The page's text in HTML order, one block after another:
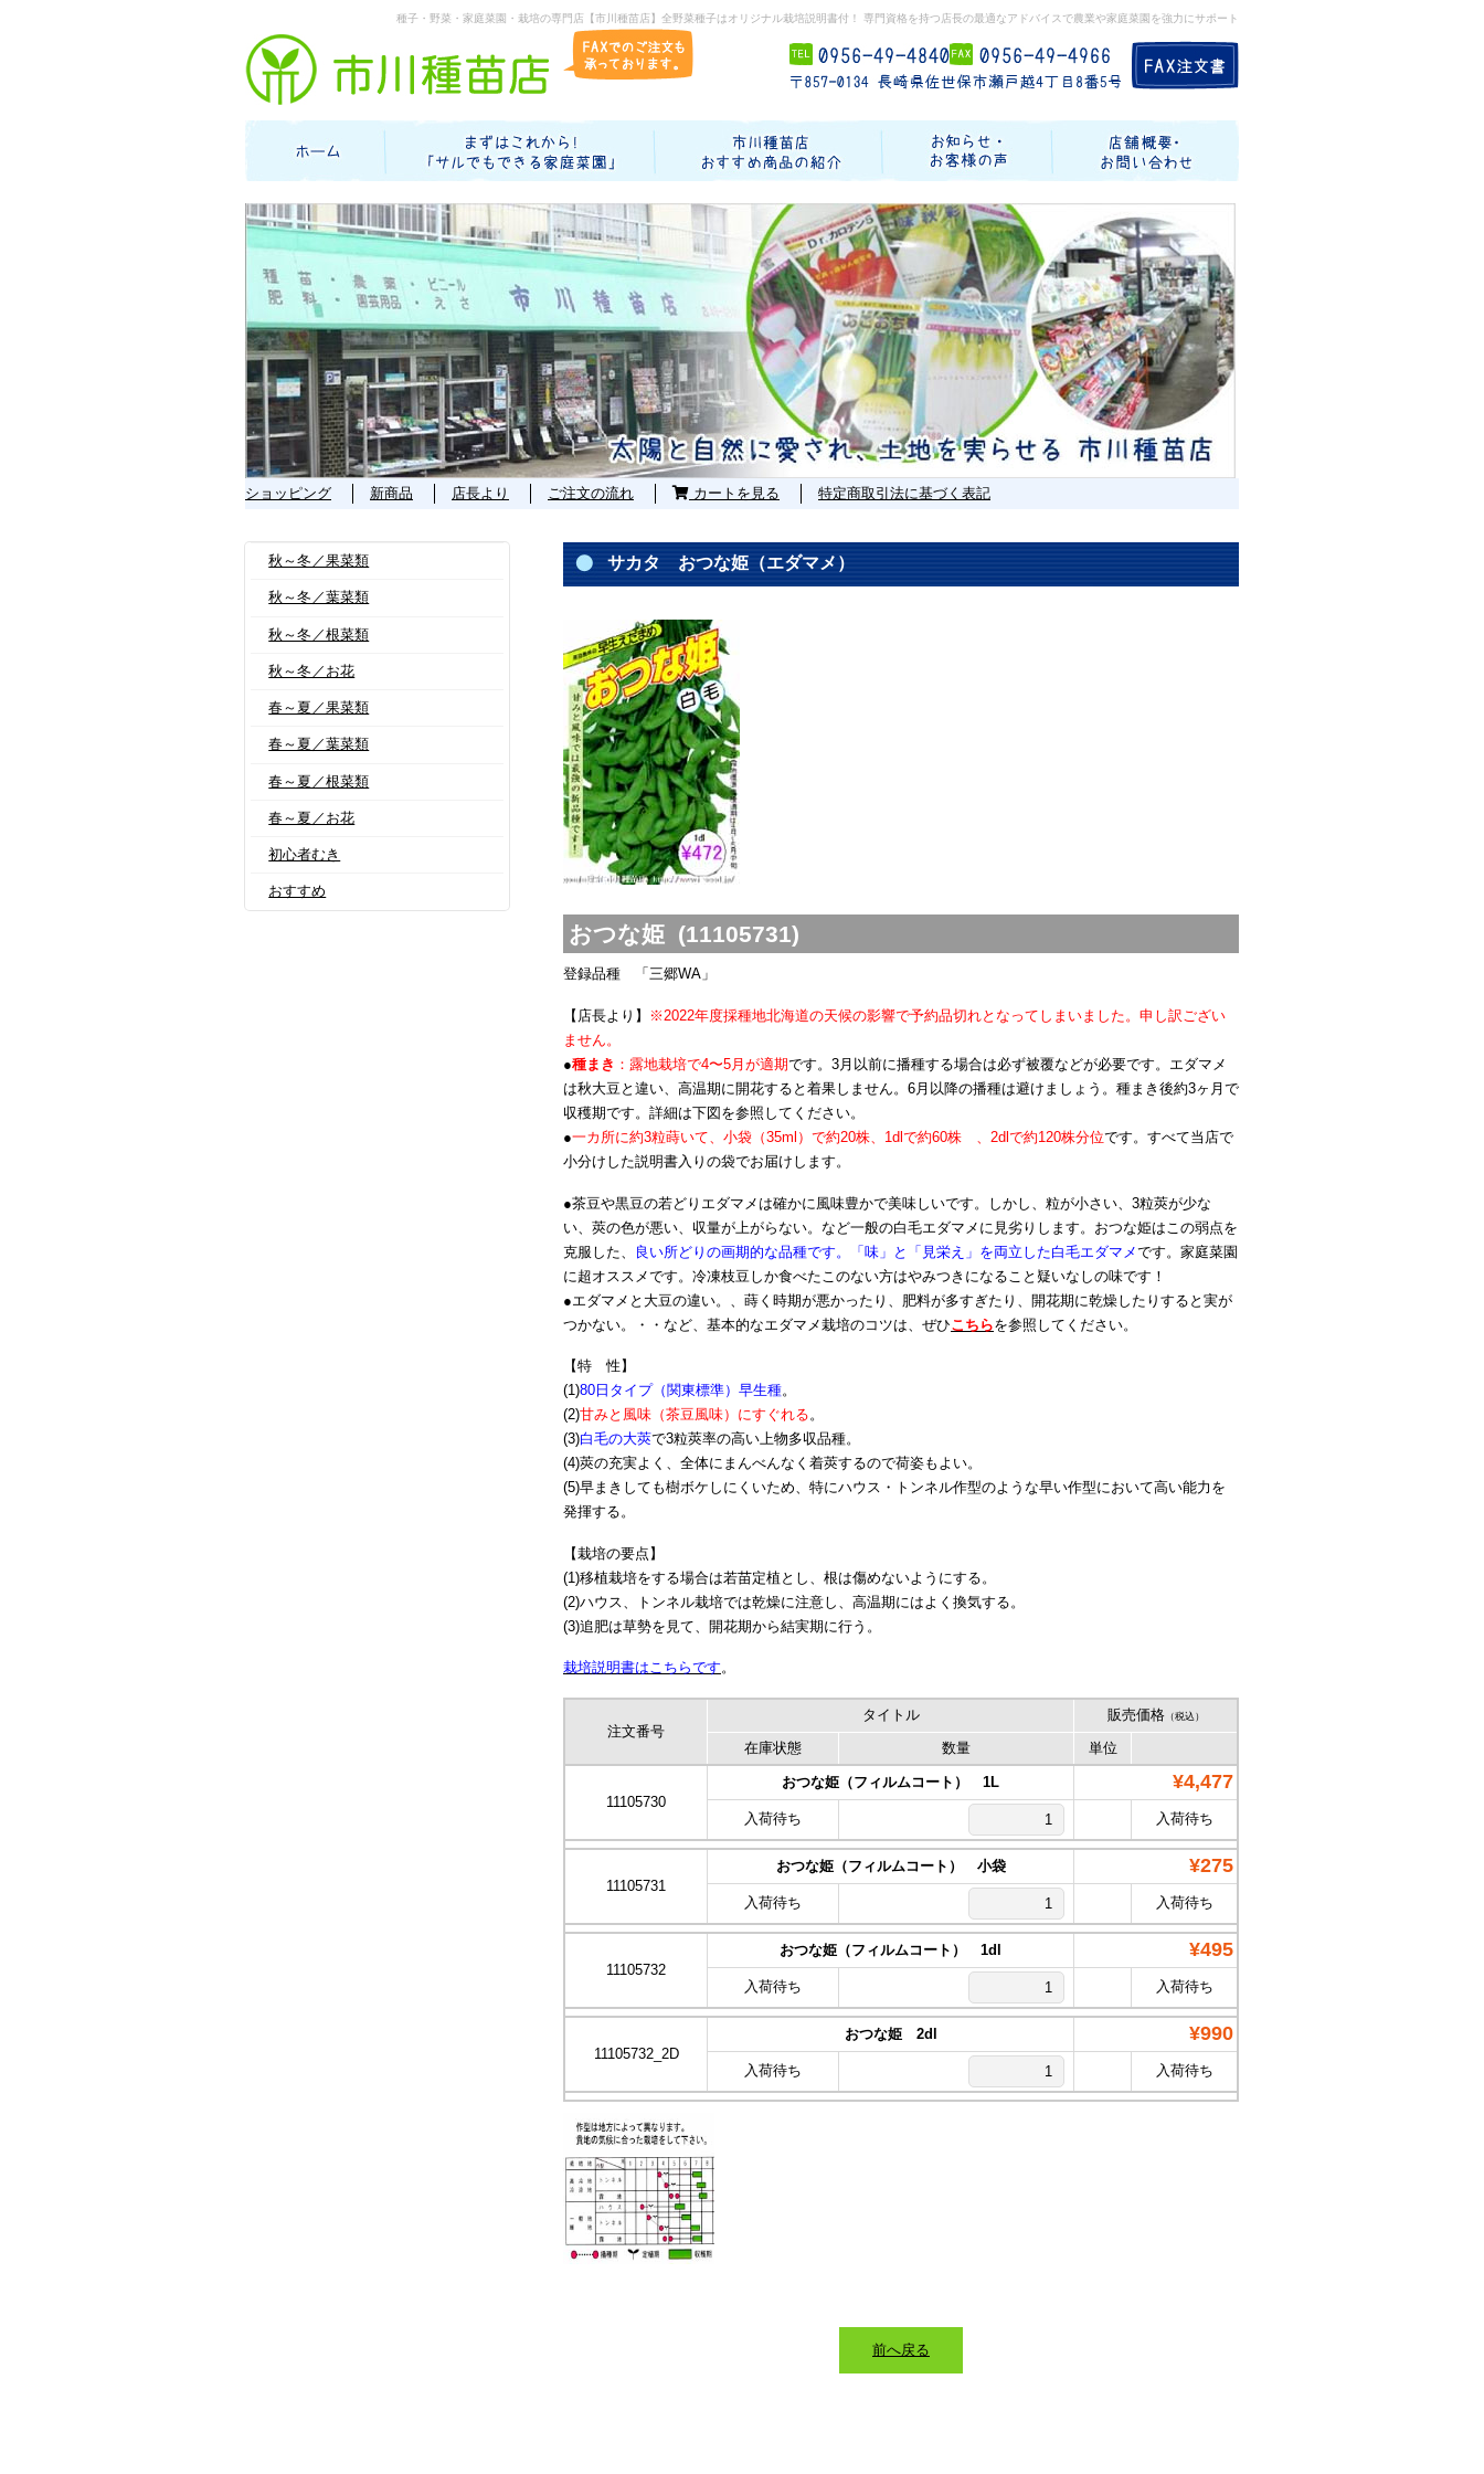
種子・野菜・家庭菜園・栽培の専門店【市川種苗店】全野菜種子はオリジナル栽培説明書付！ 専門資格を持つ店長の最適なアドバイスで農業や家庭菜園を強力にサポート
ショッピング 新商品 店長より ご注文の流れ カートを見る 特定商取引法に基づく表記
サカタ おつな姫（エダマメ）
おつな姫 (11105731)
登録品種 「三郷WA」
【店長より】
※2022年度採種地北海道の天候の影響で予約品切れとなってしまいました。申し訳ござい
ません。
●種まき ：露地栽培で4〜5月が適期です。3月以前に播種する場合は必ず被覆などが必要です。エダマメ
は秋大豆と違い、高温期に開花すると着果しません。6月以降の播種は避けましょう。種まき後約3ヶ月で
収穫期です。詳細は下図を参照してください。
●一カ所に約3粒蒔いて、小袋（35ml）で約20株、1dlで約60株 、2dlで約120株分位です。すべて当店で
小分けした説明書入りの袋でお届けします。
●茶豆や黒豆の若どりエダマメは確かに風味豊かで美味しいです。しかし、粒が小さい、3粒莢が少な
い、莢の色が悪い、収量が上がらない。など一般の白毛エダマメに見劣りします。おつな姫はこの弱点を
克服した、
良い所どりの画期的な品種です。「味」と「見栄え」を両立した白毛エダマメです。家庭菜園
に超オススメです。冷凍枝豆しか食べたこのない方はやみつきになること疑いなしの味です！
●エダマメと大豆の違い。、蒔く時期が悪かったり、肥料が多すぎたり、開花期に乾燥したりすると実が
つかない。・・など、基本的なエダマメ栽培のコツは、ぜひこちらを参照してください。
【特 性】
(1)80日タイプ（関東標準）早生種。
(2)甘みと風味（茶豆風味）にすぐれる。
(3)白毛の大莢で3粒莢率の高い上物多収品種。
(4)莢の充実よく、全体にまんべんなく着莢するので荷姿もよい。
(5)早まきしても樹ボケしにくいため、特にハウス・トンネル作型のような早い作型において高い能力を
発揮する。
【栽培の要点】
(1)移植栽培をする場合は若苗定植とし、根は傷めないようにする。
(2)ハウス、トンネル栽培では乾燥に注意し、高温期にはよく換気する。
(3)追肥は草勢を見て、開花期から結実期に行う。
栽培説明書はこちらです。
注文番号
タイトル 販売価格（税込）
在庫状態 数量 単位
11105730
おつな姫（フィルムコート） 1L ¥4,477
入荷待ち 入荷待ち
11105731
おつな姫（フィルムコート） 小袋 ¥275
入荷待ち 入荷待ち
11105732
おつな姫（フィルムコート） 1dl ¥495
入荷待ち 入荷待ち
11105732_2D
おつな姫 2dl ¥990
入荷待ち 入荷待ち
前へ戻る
秋～冬／果菜類
秋～冬／葉菜類
秋～冬／根菜類
秋～冬／お花
春～夏／果菜類
春～夏／葉菜類
春～夏／根菜類
春～夏／お花
初心者むき
おすすめ